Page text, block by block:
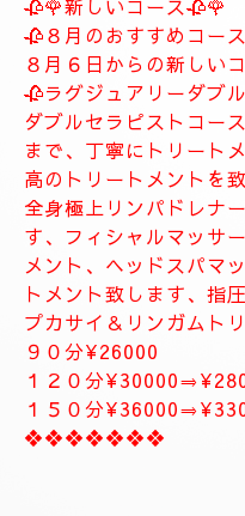
ナチュラルはお客様のお体
します。
お客様に寄り添ったおもて
癒しとリラグゼーショント
ナチュラルは完全プライベ
っくりトリートメント致し
大人の隠れ家、本格的リラ
紳士的なお客様に来て頂きた
当店はマナーのいいお客様に
当店は安心、安全なお店にな
大人の隠れ家的サロン
❖❖❖❖❖❖❖
🥀🌹新しいコース🥀🌹
🥀８月のおすすめコー
８月６日からの新しい
🥀ラグジュアリーダブ
ダブルセラピストコー